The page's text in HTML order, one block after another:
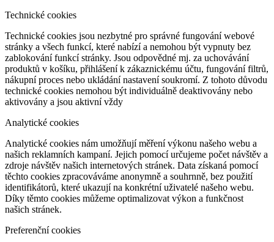
Technické cookies
Technické cookies jsou nezbytné pro správné fungování webové
stránky a všech funkcí, které nabízí a nemohou být vypnuty bez
zablokování funkcí stránky. Jsou odpovědné mj. za uchovávání
produktů v košíku, přihlášení k zákaznickému účtu, fungování filtrů,
nákupní proces nebo ukládání nastavení soukromí. Z tohoto důvodu
technické cookies nemohou být individuálně deaktivovány nebo
aktivovány a jsou aktivní vždy
Analytické cookies
Analytické cookies nám umožňují měření výkonu našeho webu a
našich reklamních kampaní. Jejich pomocí určujeme počet návštěv a
zdroje návštěv našich internetových stránek. Data získaná pomocí
těchto cookies zpracováváme anonymně a souhrnně, bez použití
identifikátorů, které ukazují na konkrétní uživatelé našeho webu.
Díky těmto cookies můžeme optimalizovat výkon a funkčnost
našich stránek.
Preferenční cookies